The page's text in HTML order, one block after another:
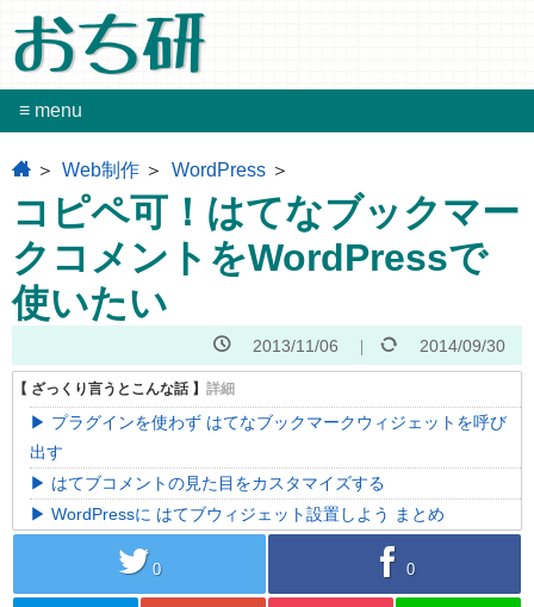
おち研
≡ menu
home Web制作 WordPress
コピペ可！はてなブックマー
クコメントをWordPressで
使いたい
2013/11/06 2014/09/30
プラグインを使わず はてなブックマークウィジェットを呼び
出す
はてブコメントの見た目をカスタマイズする
WordPressに はてブウィジェット設置しよう まとめ
twitter 0 facebook 0